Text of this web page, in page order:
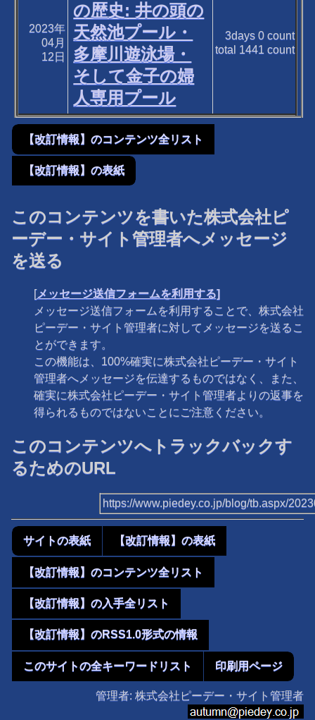
2023年
04月
12日
の歴史: 井の頭の
天然池プール・
多摩川遊泳場・
そして金子の婦
人専用プール
3days 0count
total 1441 count
【改訂情報】のコンテンツ全リスト
【改訂情報】の表紙
このコンテンツを書いた株式会社ピ
ーデー・サイト管理者へメッセージ
を送る
[メッセージ送信フォームを利用する]
メッセージ送信フォームを利用することで、株式会社
ピーデー・サイト管理者に対してメッセージを送るこ
とができます。
この機能は、100%確実に株式会社ピーデー・サイト
管理者へメッセージを伝達するものではなく、また、
確実に株式会社ピーデー・サイト管理者よりの返事を
得られるものではないことにご注意ください。
このコンテンツへトラックバックす
るためのURL
https://www.piedey.co.jp/blog/tb.aspx/
サイトの表紙 【改訂情報】の表紙
【改訂情報】のコンテンツ全リスト
【改訂情報】の入手全リスト
【改訂情報】のRSS1.0形式の情報
このサイトの全キーワードリスト 印刷用ページ
管理者: 株式会社ピーデー・サイト管理者